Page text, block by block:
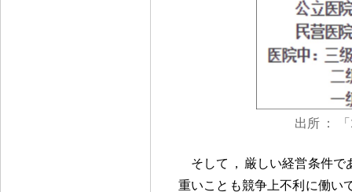
出所 ：
そして ， 厳しい経営条件で
重いことも競争上不利に働い